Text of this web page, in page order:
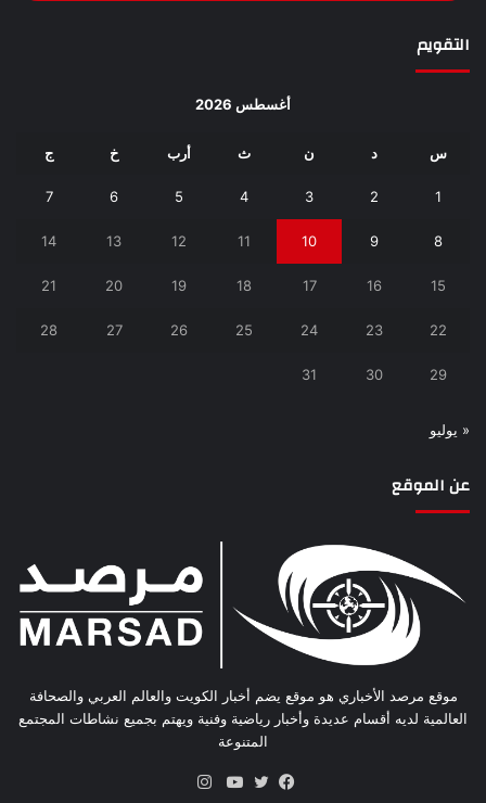
التقويم
أغسطس 2026
س د ن ث أرب خ ج
1
2
3
4
5
6
7
8
9
10
11
12
13
14
15
16
17
18
19
20
21
22
23
24
25
26
27
28
29
30
31
« يوليو
عن الموقع
موقع مرصد الأخباري هو موقع يضم أخبار الكويت والعالم العربي والصحافة
العالمية لديه أقسام عديدة وأخبار رياضية وفنية ويهتم بجميع نشاطات المجتمع
المتنوعة